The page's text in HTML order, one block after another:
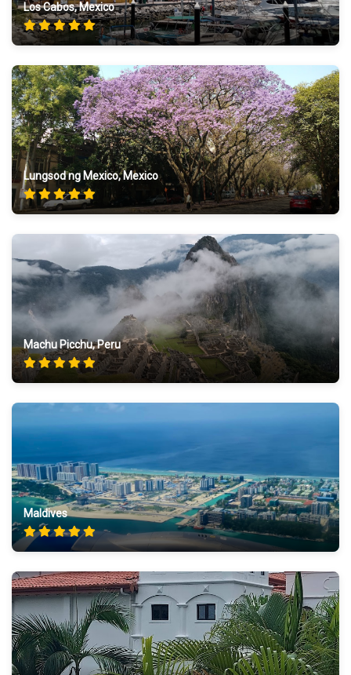
Los Cabos, Mexico
Lungsod ng Mexico, Mexico
Machu Picchu, Peru
Maldives